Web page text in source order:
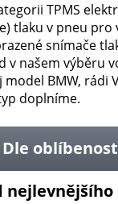
TPMS
tlaku v pneu pro
snímače
v našem výběru
BMW, rádi
doplníme.
Dle
nejlevnějšího